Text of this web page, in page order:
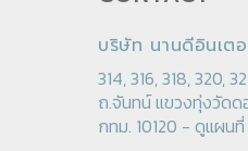
บริษัท นานดีอินเต
314, 316, 318, 320,
ถ.จันทน์ แขวงทุ่งวัดด
กทม. 10120 - ดูแผนที่